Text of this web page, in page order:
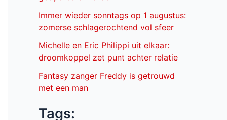
Immer wieder sonntags op 1 augustus:
zomerse schlagerochtend vol sfeer
Michelle en Eric Philippi uit elkaar:
droomkoppel zet punt achter relatie
Fantasy zanger Freddy is getrouwd
met een man
Tags: